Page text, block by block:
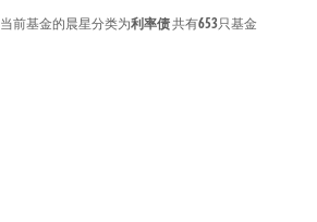
当前基金的晨星分类为利率债共有653只基金